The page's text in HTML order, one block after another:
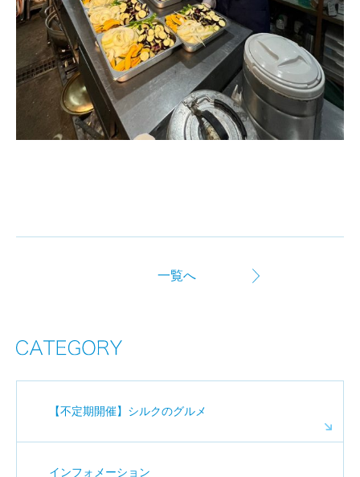
一覧へ
【不定期開催】シルクのグルメ
インフォメーション